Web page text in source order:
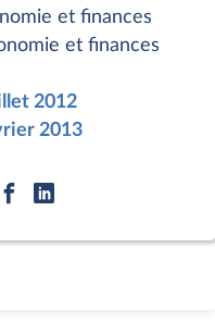
et finances
et finances
2012
2013